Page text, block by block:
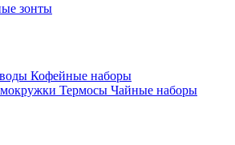
зонты
Кофейные наборы
Термосы Чайные наборы